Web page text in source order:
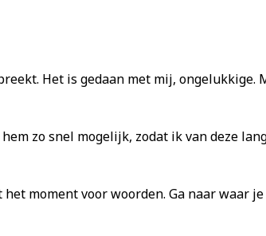
Het is gedaan met mij, ongelukkige.
zo snel mogelijk, zodat ik van deze
moment voor woorden. Ga naar waar